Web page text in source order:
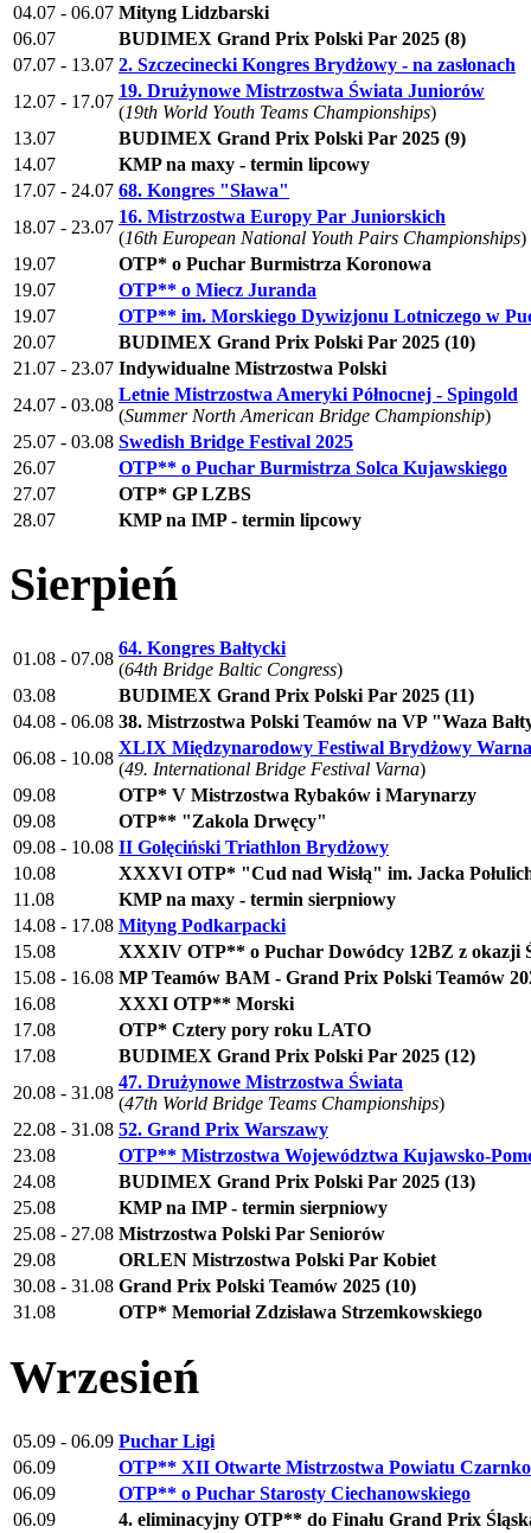
04.07 - 06.07 Mityng Lidzbarski
06.07
BUDIMEX Grand Prix Polski Par 2025 (8)
07.07 - 13.07 2. Szczecinecki Kongres Brydżowy - na zasłonach
12.07 - 17.07
19. Drużynowe Mistrzostwa Świata Juniorów
(19th World Youth Teams Championships)
13.07
BUDIMEX Grand Prix Polski Par 2025 (9)
14.07
KMP na maxy - termin lipcowy
17.07 - 24.07 68. Kongres "Sława"
18.07 - 23.07
16. Mistrzostwa Europy Par Juniorskich
(16th European National Youth Pairs Championships)
19.07
OTP* o Puchar Burmistrza Koronowa
19.07
OTP** o Miecz Juranda
19.07
OTP** im. Morskiego Dywizjonu Lotniczego w
20.07
BUDIMEX Grand Prix Polski Par 2025 (10)
21.07 - 23.07 Indywidualne Mistrzostwa Polski
24.07 - 03.08
Letnie Mistrzostwa Ameryki Północnej - Spingold
(Summer North American Bridge Championship)
25.07 - 03.08 Swedish Bridge Festival 2025
26.07
OTP** o Puchar Burmistrza Solca Kujawskiego
27.07
OTP* GP LZBS
28.07
KMP na IMP - termin lipcowy
Sierpień
01.08 - 07.08
64. Kongres Bałtycki
(64th Bridge Baltic Congress)
03.08
BUDIMEX Grand Prix Polski Par 2025 (11)
04.08 - 06.08 38. Mistrzostwa Polski Teamów na VP "Waza
06.08 - 10.08
XLIX Międzynarodowy Festiwal Brydżowy
(49. International Bridge Festival Varna)
09.08
OTP* V Mistrzostwa Rybaków i Marynarzy
09.08
OTP** "Zakola Drwęcy"
09.08 - 10.08 II Golęciński Triathlon Brydżowy
10.08
XXXVI OTP* "Cud nad Wisłą" im. Jacka
11.08
KMP na maxy - termin sierpniowy
14.08 - 17.08 Mityng Podkarpacki
15.08
XXXIV OTP** o Puchar Dowódcy 12BZ z okazji
15.08 - 16.08 MP Teamów BAM - Grand Prix Polski Teamów
16.08
XXXI OTP** Morski
17.08
OTP* Cztery pory roku LATO
17.08
BUDIMEX Grand Prix Polski Par 2025 (12)
20.08 - 31.08
47. Drużynowe Mistrzostwa Świata
(47th World Bridge Teams Championships)
22.08 - 31.08 52. Grand Prix Warszawy
23.08
OTP** Mistrzostwa Województwa Kujawsko-
24.08
BUDIMEX Grand Prix Polski Par 2025 (13)
25.08
KMP na IMP - termin sierpniowy
25.08 - 27.08 Mistrzostwa Polski Par Seniorów
29.08
ORLEN Mistrzostwa Polski Par Kobiet
30.08 - 31.08 Grand Prix Polski Teamów 2025 (10)
31.08
OTP* Memoriał Zdzisława Strzemkowskiego
Wrzesień
05.09 - 06.09 Puchar Ligi
06.09
OTP** XII Otwarte Mistrzostwa Powiatu
06.09
OTP** o Puchar Starosty Ciechanowskiego
06.09
4. eliminacyjny OTP** do Finału Grand Prix